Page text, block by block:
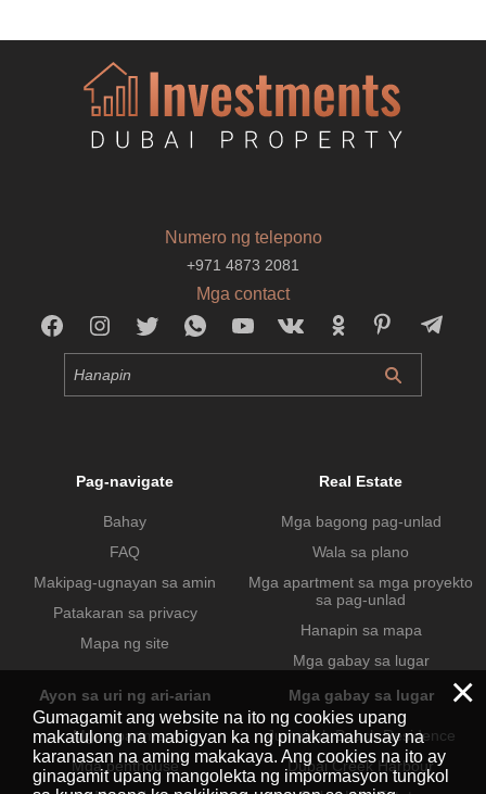
Numero ng telepono
+971 4873 2081
Mga contact
Pag-navigate
Bahay
FAQ
Makipag-ugnayan sa amin
Patakaran sa privacy
Mapa ng site
Real Estate
Mga bagong pag-unlad
Wala sa plano
Mga apartment sa mga proyekto
sa pag-unlad
Hanapin sa mapa
Mga gabay sa lugar
Ayon sa uri ng ari-arian
Mga apartment
Mga penthouse
Mga gabay sa lugar
Jumeirah Beach Residence
Dubai Creek Harbour
×
Gumagamit ang website na ito ng cookies upang
makatulong na mabigyan ka ng pinakamahusay na
karanasan na aming makakaya. Ang cookies na ito ay
ginagamit upang mangolekta ng impormasyon tungkol